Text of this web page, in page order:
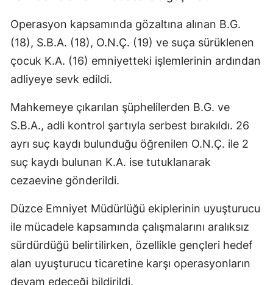
Operasyon kapsamında gözaltına alınan B.G.
(18), S.B.A. (18), O.N.Ç. (19) ve suça sürüklenen
çocuk K.A. (16) emniyetteki işlemlerinin ardından
adliyeye sevk edildi.
Mahkemeye çıkarılan şüphelilerden B.G. ve
S.B.A., adli kontrol şartıyla serbest bırakıldı. 26
ayrı suç kaydı bulunduğu öğrenilen O.N.Ç. ile 2
suç kaydı bulunan K.A. ise tutuklanarak
cezaevine gönderildi.
Düzce Emniyet Müdürlüğü ekiplerinin uyuşturucu
ile mücadele kapsamında çalışmalarını aralıksız
sürdürdüğü belirtilirken, özellikle gençleri hedef
alan uyuşturucu ticaretine karşı operasyonların
devam edeceği bildirildi.